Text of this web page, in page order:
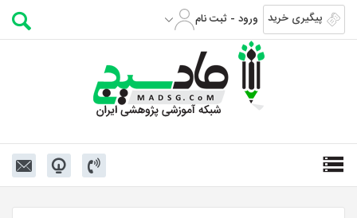
پیگیری خرید ورود - ثبت نام